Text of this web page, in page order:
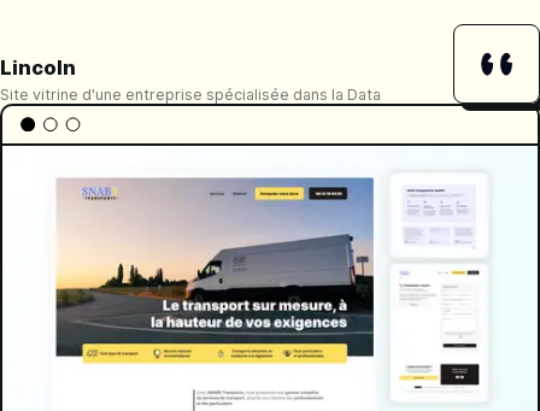
Lincoln
Site vitrine d'une entreprise spécialisée dans la Data